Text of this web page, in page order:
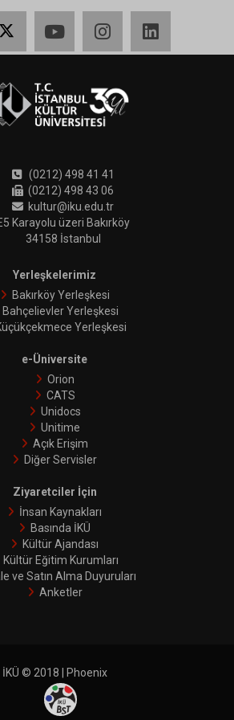
(0212) 498 41 41
(0212) 498 43 06
kultur@iku.edu.tr
Karayolu üzeri Bakırköy
34158 İstanbul
Yerleşkelerimiz
Bakırköy Yerleşkesi
Bahçelievler Yerleşkesi
Yerleşkesi
e-Üniversite
Orion
CATS
Unidocs
Unitime
Açık Erişim
Diğer Servisler
Ziyaretciler İçin
İnsan Kaynakları
Basında İKÜ
Kültür Ajandası
Kültür Eğitim Kurumları
ve Satın Alma Duyuruları
Anketler
İKÜ © 2018 | Phoenix